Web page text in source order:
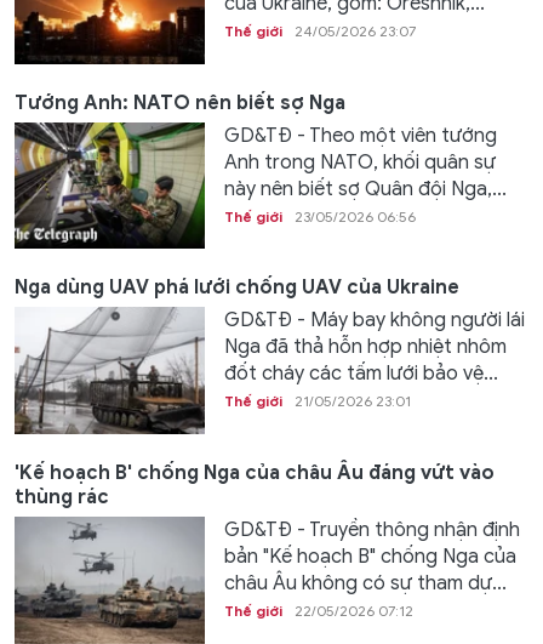
Thế giới 24/05/2026 23:07
Tướng Anh: NATO nên biết sợ Nga
GD&TĐ - Theo một viên tướng
Anh trong NATO, khối quân sự
này nên biết sợ Quân đội Nga,...
Thế giới 23/05/2026 06:56
Nga dùng UAV phá lưới chống UAV của Ukraine
GD&TĐ - Máy bay không người lái
Nga đã thả hỗn hợp nhiệt nhôm
đốt cháy các tấm lưới bảo vệ...
Thế giới 21/05/2026 23:01
'Kế hoạch B' chống Nga của châu Âu đáng vứt vào
thùng rác
GD&TĐ - Truyền thông nhận định
bản "Kế hoạch B" chống Nga của
châu Âu không có sự tham dự...
Thế giới 22/05/2026 07:12